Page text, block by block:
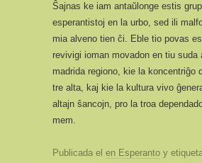
Ŝajnas ke iam antaŭlonge estis
esperantistoj en la urbo, sed ili
mia alveno tien ĉi. Eble tio povas
revivigi ioman movadon en tiu suda
madrida regiono, kie la koncentriĝo
tre alta, kaj kie la kultura vivo
altajn ŝancojn, pro la troa
mem.
Publicada el en Esperanto y